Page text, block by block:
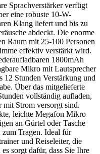
Sprachverstärker verfügt
eine robuste 10-W-
Klang liefert und bis zu
abdeckt. Die enorme
Raum mit 25-100 Personen
effektiv verstärkt wird.
1800mAh
Mikro mit Lautsprecher
Stunden Verstärkung und
Über das mitgelieferte
vollständig aufladen,
mit Strom versorgt sind.
leichte Megafon Mikro
an Gürtel oder Tasche
zum Tragen. Ideal für
und Reiseleiter, die
sorgt dafür, dass Sie Ihre